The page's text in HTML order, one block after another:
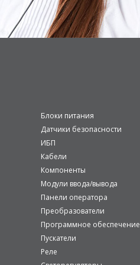
Блоки питания
Датчики безопасности
ИБП
Кабели
Компоненты
Модули ввода/вывода
Панели оператора
Преобразователи
Программное обеспечение
Пускатели
Реле